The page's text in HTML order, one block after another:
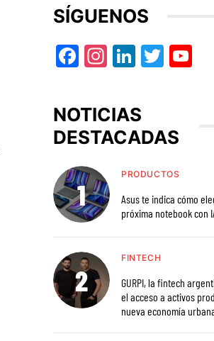
SÍGUENOS
Facebook
Instagram
LinkedIn
Twitter
NOTICIAS
DESTACADAS
PRODUCTOS
Asus te indica cómo
próxima notebook con
FINTECH
GURPI, la fintech argentina,
el acceso a activos
nueva economía